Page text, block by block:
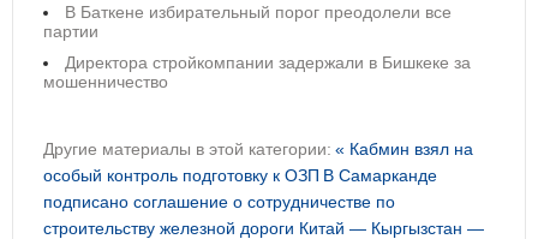
В Баткене избирательный порог преодолели все
партии
Директора стройкомпании задержали в Бишкеке за
мошенничество
Другие материалы в этой категории: « Кабмин взял на
особый контроль подготовку к ОЗП В Самарканде
подписано соглашение о сотрудничестве по
строительству железной дороги Китай — Кыргызстан —